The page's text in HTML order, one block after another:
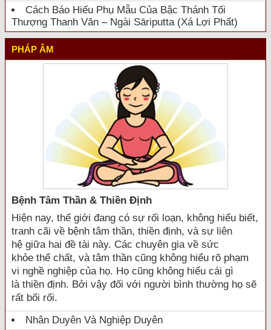
Cách Báo Hiếu Phụ Mẫu Của Bậc Thánh Tối
Thượng Thanh Văn – Ngài Sāriputta (Xá Lợi Phất)
PHÁP ÂM
Bệnh Tâm Thần & Thiền Định
Hiện nay, thế giới đang có sự rối loạn, không hiểu biết,
tranh cãi về bệnh tâm thần, thiền định, và sự liên
hệ giữa hai đề tài này. Các chuyên gia về sức
khỏe thể chất, và tâm thần cũng không hiểu rõ phạm
vi nghề nghiệp của họ. Họ cũng không hiểu cái gì
là thiền định. Bởi vậy đối với người bình thường họ sẽ
rất bối rối.
Nhân Duyên Và Nghiệp Duyên